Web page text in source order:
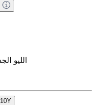
الليو
10Y